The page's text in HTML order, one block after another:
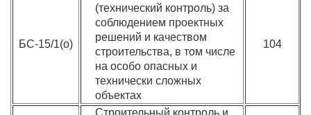
БС-15/1(о)
(технический контроль) за
соблюдением проектных
решений и качеством
строительства, в том числе
на особо опасных и
технически сложных
объектах
104
Строительный контроль и